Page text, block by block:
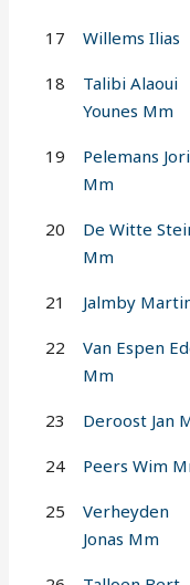
17 Willems Ilias
18
Talibi Alaoui
Younes Mm
19
Pelemans
Mm
20
De Witte
Mm
21 Jalmby
22
Van Espen
Mm
23 Deroost Jan
24 Peers Wim
25
Verheyden
Jonas Mm